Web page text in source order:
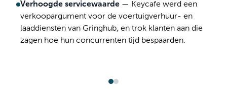
Verhoogde servicewaarde — Keycafe werd een
verkoopargument voor de voertuigverhuur- en
laaddiensten van Gringhub, en trok klanten aan die
zagen hoe hun concurrenten tijd bespaarden.